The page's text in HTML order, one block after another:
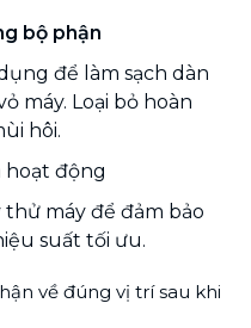
bộ phận
để làm sạch dàn
máy. Loại bỏ hoàn
hôi.
hoạt động
thử máy để đảm bảo
suất tối ưu.